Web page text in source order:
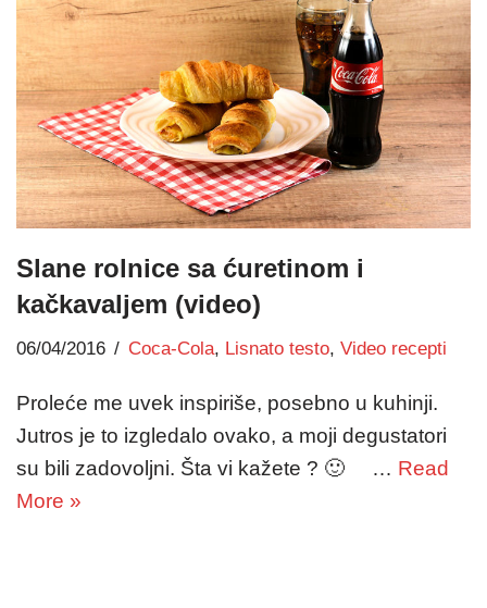
Slane rolnice sa ćuretinom i
kačkavaljem (video)
06/04/2016 Coca-Cola, Lisnato testo, Video recepti
Proleće me uvek inspiriše, posebno u kuhinji.
Jutros je to izgledalo ovako, a moji degustatori
su bili zadovoljni. Šta vi kažete ? 🙂 … Read
More »